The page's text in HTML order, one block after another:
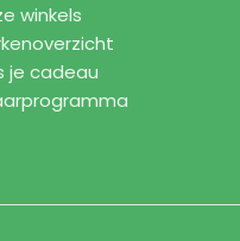
winkels
je cadeau